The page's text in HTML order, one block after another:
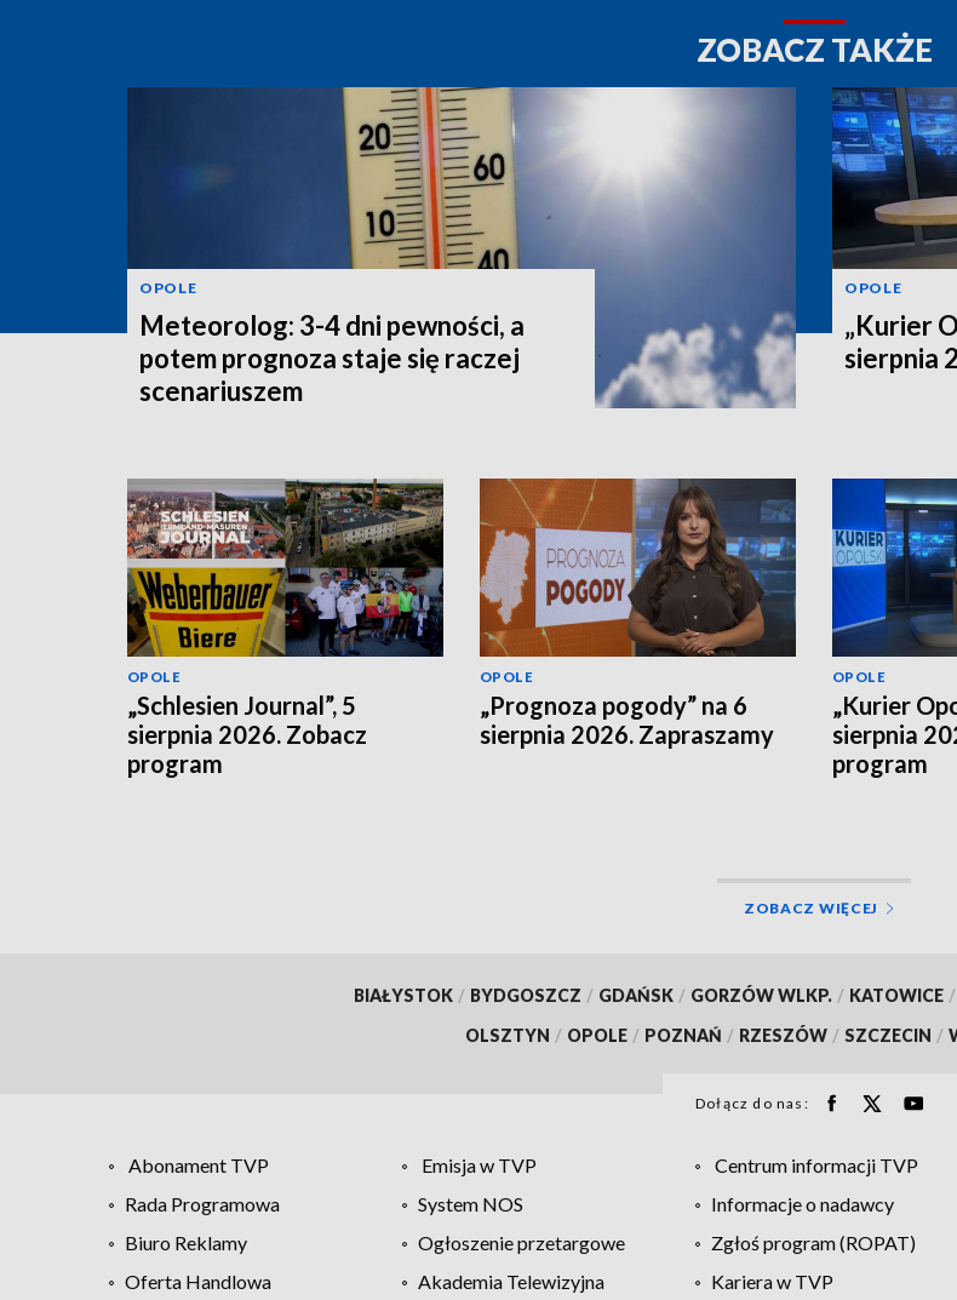
ZOBACZ TAKŻE
OPOLE
Meteorolog: 3-4 dni pewności, a
potem prognoza staje się raczej
scenariuszem
OPOLE
„Kurier
sierpnia
OPOLE
„Schlesien Journal”, 5
sierpnia 2026. Zobacz
program
OPOLE
„Prognoza pogody” na 6
sierpnia 2026. Zapraszamy
OPOLE
„Kurier
sierpnia
program
ZOBACZ WIĘCEJ
BIAŁYSTOK / BYDGOSZCZ / GDAŃSK / GORZÓW WLKP. / KATOWICE /
OLSZTYN / OPOLE / POZNAŃ / RZESZÓW / SZCZECIN /
Dołącz do nas:
Abonament TVP Emisja w TVP Centrum informacji TVP
Rada Programowa
System NOS Informacje o nadawcy
Biuro Reklamy
Ogłoszenie przetargowe Zgłoś program (ROPAT)
Oferta Handlowa
Akademia Telewizyjna Kariera w TVP